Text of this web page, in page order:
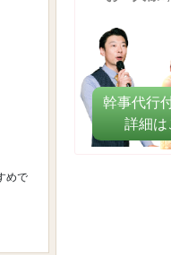
めで
幹事代行
詳細は